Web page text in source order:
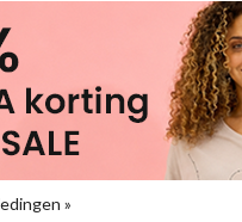
»